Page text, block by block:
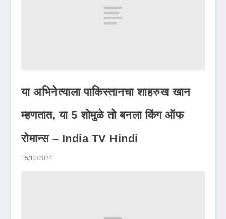
या अभिनेत्याला पाकिस्तानचा शाहरुख खान
म्हणतात, या 5 शोमुळे तो बनला किंग ऑफ
रोमान्स – India TV Hindi
15/10/2024